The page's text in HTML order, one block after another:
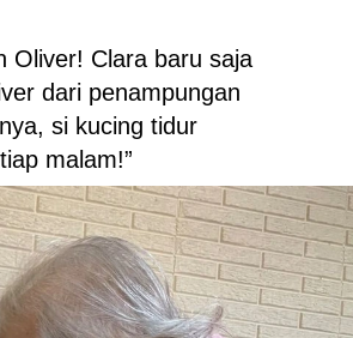
Oliver! Clara baru saja
dari penampungan
si kucing tidur
malam!”